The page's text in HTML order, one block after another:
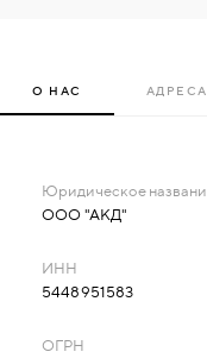
О НАС АДРЕСА
ООО "АКД"
5448951583